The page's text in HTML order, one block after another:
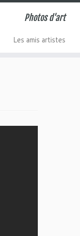
Photos d'art
Les amis artistes